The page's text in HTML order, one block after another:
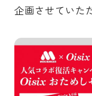
企画させていた